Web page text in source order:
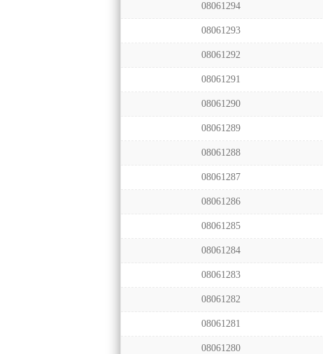
08061294
08061293
08061292
08061291
08061290
08061289
08061288
08061287
08061286
08061285
08061284
08061283
08061282
08061281
08061280